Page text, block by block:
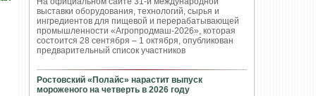
выставки оборудования, технологий, сырья и
ингредиентов для пищевой и перерабатывающей
промышленности «Агропродмаш-2026», которая
состоится 28 сентября – 1 октября, опубликован
предварительный список участников
Ростовский «Полайс» нарастит выпуск
мороженого на четверть в 2026 году